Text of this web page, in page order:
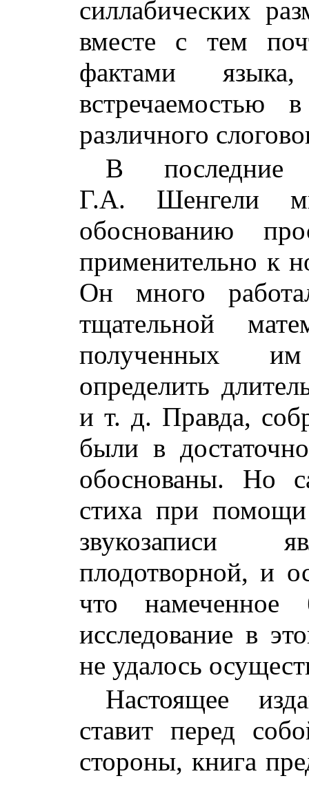
силлабических
вместе с тем
фактами
встречаемостью
различного
В
Г.А. Шенгели
обоснованию
применительно к
Он много
тщательной
полученных
определить
и т. д. Правда,
были в
обоснованы. Но
стиха при
звукозаписи
плодотворной, и
что намеченное
исследование в
не удалось
Настоящее
ставит перед
стороны, книга